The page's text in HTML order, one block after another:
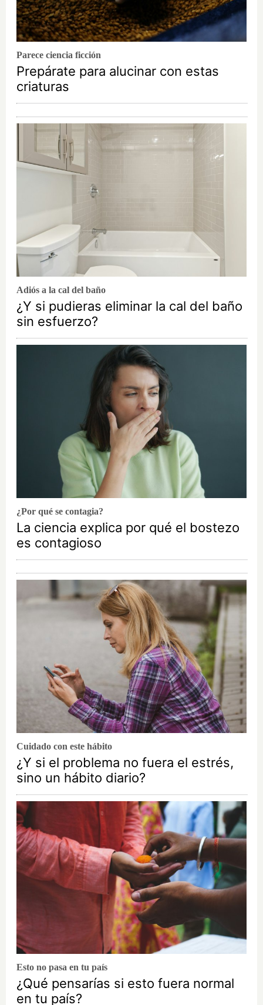
Parece ciencia ficción
Prepárate para alucinar con estas
criaturas
Adiós a la cal del baño
¿Y si pudieras eliminar la cal del baño
sin esfuerzo?
¿Por qué se contagia?
La ciencia explica por qué el bostezo
es contagioso
Cuidado con este hábito
¿Y si el problema no fuera el estrés,
sino un hábito diario?
Esto no pasa en tu país
¿Qué pensarías si esto fuera normal
en tu país?